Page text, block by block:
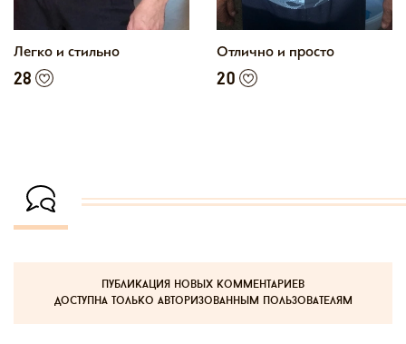
Легко и стильно
28
Отлично и просто
20
публикация новых комментариев
доступна только авторизованным пользователям